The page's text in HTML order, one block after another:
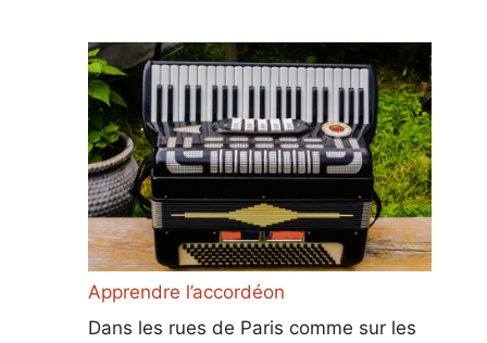
Apprendre l’accordéon
Dans les rues de Paris comme sur les